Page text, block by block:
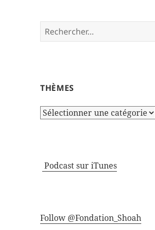
Rechercher :
THÈMES
Thèmes
Podcast sur iTunes
Follow @Fondation_Shoah